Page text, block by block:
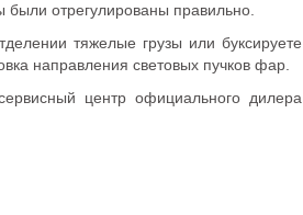
отрегулированы правильно.
тяжелые грузы или буксируете
направления световых пучков фар.
центр официального дилера